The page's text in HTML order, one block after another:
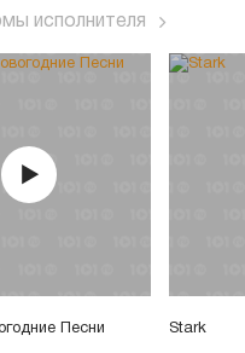
исполнителя
Песни Stark